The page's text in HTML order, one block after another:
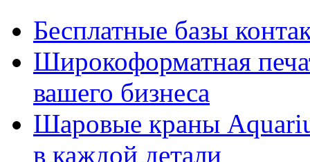
Бесплатные базы
Широкоформатная
вашего бизнеса
Шаровые краны
в каждой детали